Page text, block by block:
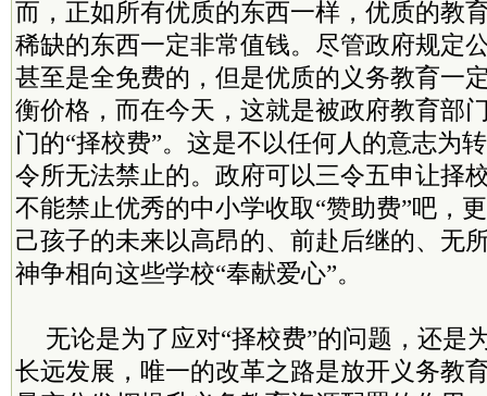
而，正如所有优质的东西一样，优质的教
稀缺的东西一定非常值钱。尽管政府规定
甚至是全免费的，但是优质的义务教育一
衡价格，而在今天，这就是被政府教育部
门的“择校费”。这是不以任何人的意志为
令所无法禁止的。政府可以三令五申让择
不能禁止优秀的中小学收取“赞助费”吧，
己孩子的未来以高昂的、前赴后继的、无
神争相向这些学校“奉献爱心”。
无论是为了应对“择校费”的问题，还是
长远发展，唯一的改革之路是放开义务教